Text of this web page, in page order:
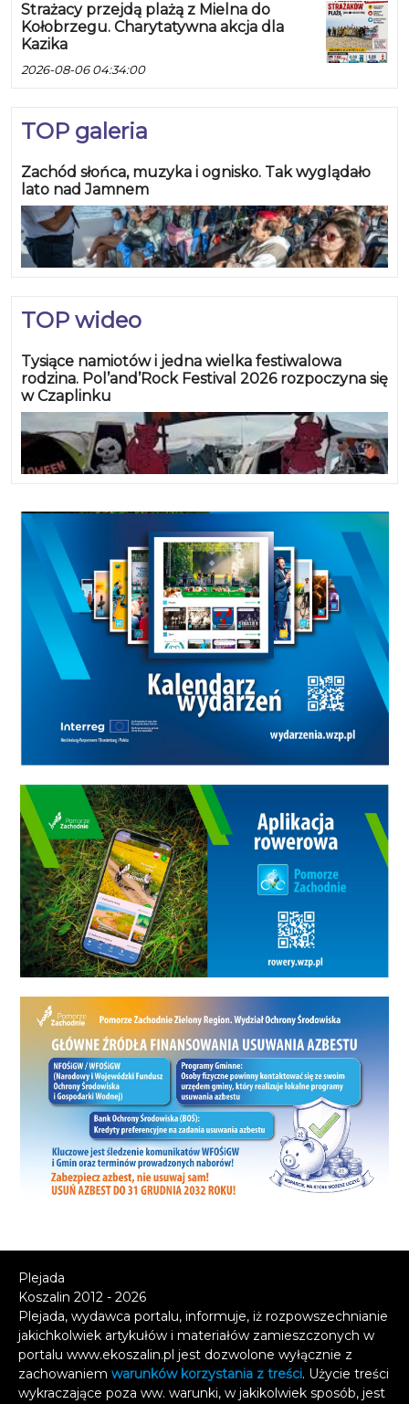
Strażacy przejdą plażą z Mielna do
Kołobrzegu. Charytatywna akcja dla
Kazika
2026-08-06 04:34:00
TOP galeria
Zachód słońca, muzyka i ognisko. Tak wyglądało
lato nad Jamnem
TOP wideo
Tysiące namiotów i jedna wielka festiwalowa
rodzina. Pol’and’Rock Festival 2026 rozpoczyna się
w Czaplinku
Plejada
Koszalin 2012 - 2026
Plejada, wydawca portalu, informuje, iż rozpowszechnianie
jakichkolwiek artykułów i materiałów zamieszczonych w
portalu www.ekoszalin.pl jest dozwolone wyłącznie z
zachowaniem warunków korzystania z treści. Użycie treści
wykraczające poza ww. warunki, w jakikolwiek sposób, jest